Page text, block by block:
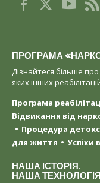
ПРОГРАМА
Дізнайтеся більше
яких інших
Програма
Відвикання від
Процедура
для життя
Успіхи
НАША ІСТОРІЯ.
НАША ТЕХНОЛОГІЯ